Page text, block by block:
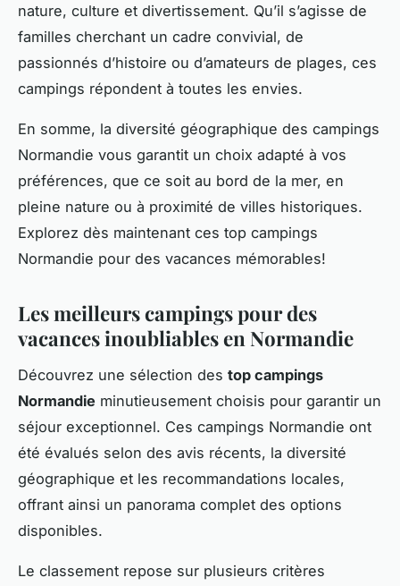
nature, culture et divertissement. Qu’il s’agisse de
familles cherchant un cadre convivial, de
passionnés d’histoire ou d’amateurs de plages, ces
campings répondent à toutes les envies.
En somme, la diversité géographique des campings
Normandie vous garantit un choix adapté à vos
préférences, que ce soit au bord de la mer, en
pleine nature ou à proximité de villes historiques.
Explorez dès maintenant ces top campings
Normandie pour des vacances mémorables!
Les meilleurs campings pour des
vacances inoubliables en Normandie
Découvrez une sélection des top campings
Normandie minutieusement choisis pour garantir un
séjour exceptionnel. Ces campings Normandie ont
été évalués selon des avis récents, la diversité
géographique et les recommandations locales,
offrant ainsi un panorama complet des options
disponibles.
Le classement repose sur plusieurs critères